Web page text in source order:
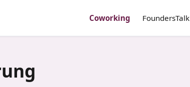
Coworking FoundersTalk